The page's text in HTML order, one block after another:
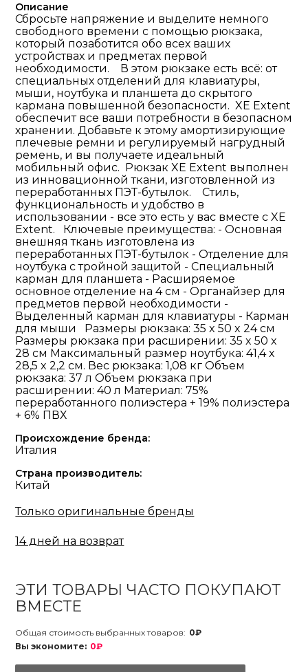
Описание
Сбросьте напряжение и выделите немного
свободного времени с помощью рюкзака,
который позаботится обо всех ваших
устройствах и предметах первой
необходимости. В этом рюкзаке есть всё: от
специальных отделений для клавиатуры,
мыши, ноутбука и планшета до скрытого
кармана повышенной безопасности. XE Extent
обеспечит все ваши потребности в безопасном
хранении. Добавьте к этому амортизирующие
плечевые ремни и регулируемый нагрудный
ремень, и вы получаете идеальный
мобильный офис. Рюкзак XE Extent выполнен
из инновационной ткани, изготовленной из
переработанных ПЭТ-бутылок. Стиль,
функциональность и удобство в
использовании - все это есть у вас вместе с XE
Extent. Ключевые преимущества: - Основная
внешняя ткань изготовлена из
переработанных ПЭТ-бутылок - Отделение для
ноутбука с тройной защитой - Специальный
карман для планшета - Расширяемое
основное отделение на 4 см - Органайзер для
предметов первой необходимости -
Выделенный карман для клавиатуры - Карман
для мыши Размеры рюкзака: 35 x 50 x 24 см
Размеры рюкзака при расширении: 35 x 50 x
28 см Максимальный размер ноутбука: 41,4 x
28,5 x 2,2 см. Вес рюкзака: 1,08 кг Объем
рюкзака: 37 л Объем рюкзака при
расширении: 40 л Материал: 75%
переработанного полиэстера + 19% полиэстера
+ 6% ПВХ
Происхождение бренда:
Италия
Страна производитель:
Китай
Только оригинальные бренды
14 дней на возврат
ЭТИ ТОВАРЫ ЧАСТО ПОКУПАЮТ
ВМЕСТЕ
Общая стоимость выбранных товаров: 0₽
Вы экономите: 0₽